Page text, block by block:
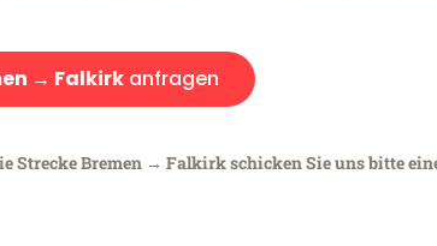
→ Falkirkanfragen
Strecke Bremen → Falkirk schicken Sie uns bitte